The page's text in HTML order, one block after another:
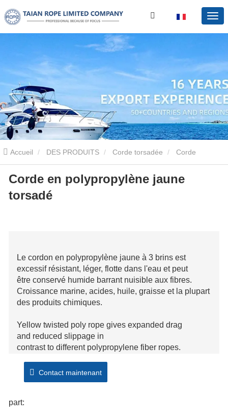
Accueil DES PRODUITS Corde torsadée Corde
torsadée PE Corde en polypropylène jaune torsadé
Corde en polypropylène jaune
torsadé
Le cordon en polypropylène jaune à 3 brins est
excessif résistant, léger, flotte dans l'eau et peut
être conservé humide barrant nuisible aux fibres.
Croissance marine, acides, huile, graisse et la plupart
des produits chimiques.
Yellow twisted poly rope gives expanded drag
and reduced slippage in
contrast to different polypropylene fiber ropes.
stretch capability and optimal knot retention. UV
resistant dye ensures rope stays vivid
Contact maintenant
part: